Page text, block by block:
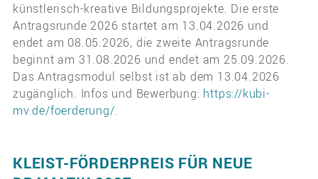
künstlerisch-kreative Bildungsprojekte. Die erste
Antragsrunde 2026 startet am 13.04.2026 und
endet am 08.05.2026, die zweite Antragsrunde
beginnt am 31.08.2026 und endet am 25.09.2026.
Das Antragsmodul selbst ist ab dem 13.04.2026
zugänglich. Infos und Bewerbung: https://kubi-
mv.de/foerderung/.
KLEIST-FÖRDERPREIS FÜR NEUE